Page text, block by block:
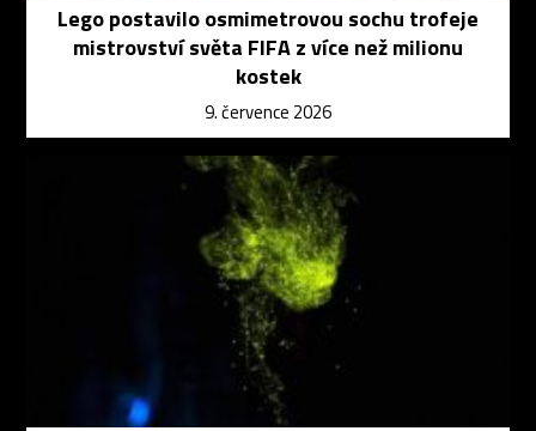
Lego postavilo osmimetrovou sochu trofeje
mistrovství světa FIFA z více než milionu
kostek
9. července 2026